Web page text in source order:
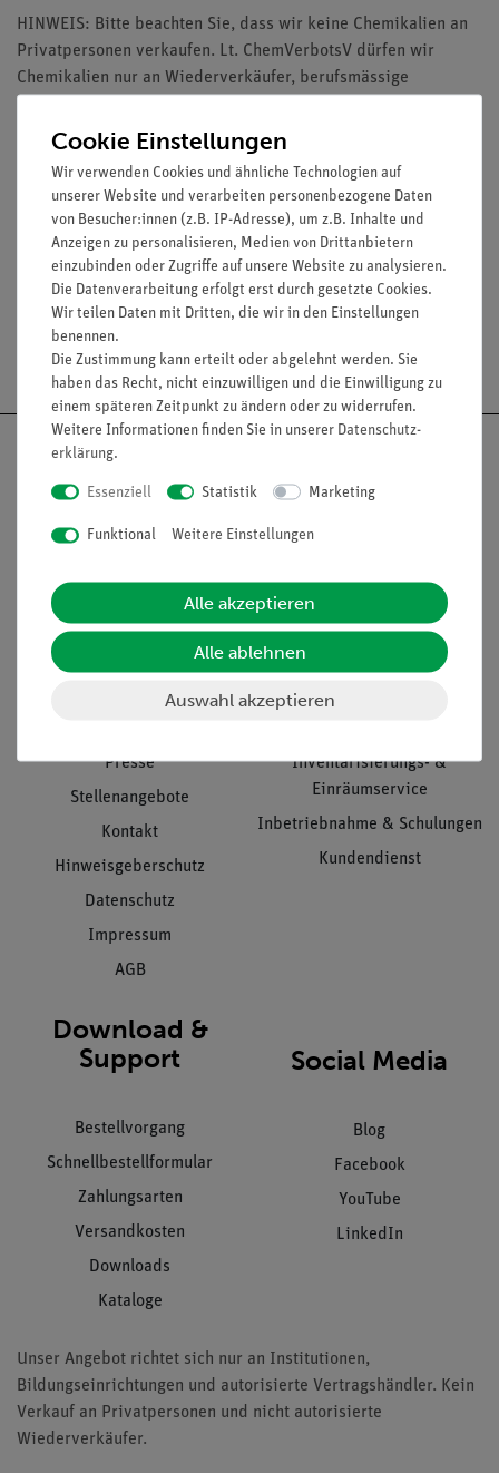
HINWEIS: Bitte beachten Sie, dass wir keine Chemikalien an
Privatpersonen verkaufen. Lt. ChemVerbotsV dürfen wir
Chemikalien nur an Wiederverkäufer, berufsmässige
Lehranstalten abgeben.
Media / Downloads
Versandkostenfrei ab 300,- €
Informationen
Unternehmen
Presse
Stellenangebote
Kontakt
Hinweisgeberschutz
Datenschutz
Impressum
AGB
Service
Übersicht Service
Inventarisierungs- &
Einräumservice
Inbetriebnahme & Schulungen
Kundendienst
Download &
Support
Bestellvorgang
Schnellbestellformular
Zahlungsarten
Versandkosten
Downloads
Kataloge
Social Media
Blog
Facebook
YouTube
LinkedIn
Unser Angebot richtet sich nur an Institutionen,
Bildungseinrichtungen und autorisierte Vertragshändler. Kein
Verkauf an Privatpersonen und nicht autorisierte
Wiederverkäufer.
Cookie Einstellungen
Wir verwenden Cookies und ähnliche Technologien auf
unserer Website und verarbeiten personenbezogene Daten
von Besucher:innen (z.B. IP-Adresse), um z.B. Inhalte und
Anzeigen zu personalisieren, Medien von Drittanbietern
einzubinden oder Zugriffe auf unsere Website zu analysieren.
Die Datenverarbeitung erfolgt erst durch gesetzte Cookies.
Wir teilen Daten mit Dritten, die wir in den Einstellungen
benennen.
Die Zustimmung kann erteilt oder abgelehnt werden. Sie
haben das Recht, nicht einzuwilligen und die Einwilligung zu
einem späteren Zeitpunkt zu ändern oder zu widerrufen.
Weitere Informationen finden Sie in unserer Daten­schutz­
erklärung.
Essenziell Statistik Marketing
Funktional Weitere Einstellungen
Alle akzeptieren
Alle ablehnen
Auswahl akzeptieren